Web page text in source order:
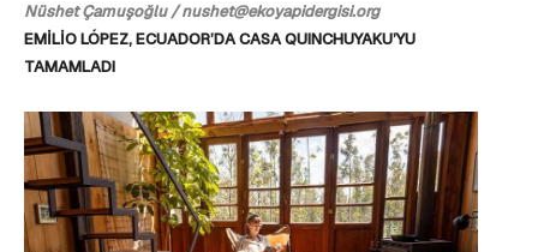
Nüshet Çamuşoğlu / nushet@ekoyapidergisi.org
EMİLİO LÓPEZ, ECUADOR’DA CASA QUINCHUYAKU’YU
TAMAMLADI